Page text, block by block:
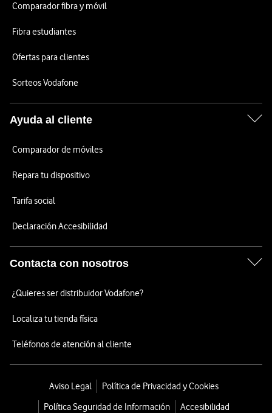
Comparador fibra y móvil
Fibra estudiantes
Ofertas para clientes
Sorteos Vodafone
Ayuda al cliente
Comparador de móviles
Repara tu dispositivo
Tarifa social
Declaración Accesibilidad
Contacta con nosotros
¿Quieres ser distribuidor Vodafone?
Localiza tu tienda física
Teléfonos de atención al cliente
Aviso Legal
Política de Privacidad y Cookies
Política Seguridad de Información
Accesibilidad